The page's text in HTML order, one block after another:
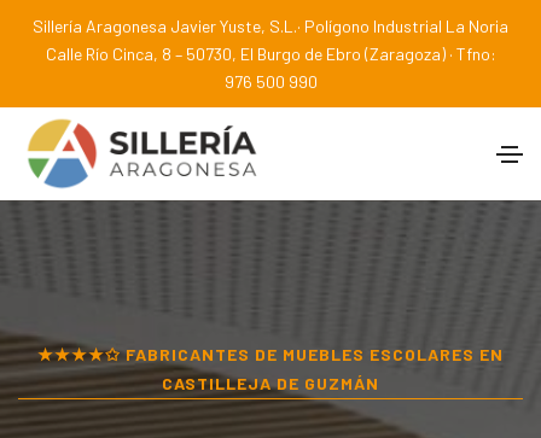
Sillería Aragonesa Javier Yuste, S.L.· Polígono Industrial La Noria
Calle Río Cinca, 8 – 50730, El Burgo de Ebro (Zaragoza) · Tfno:
976 500 990
★★★★✩ FABRICANTES DE MUEBLES ESCOLARES EN
CASTILLEJA DE GUZMÁN